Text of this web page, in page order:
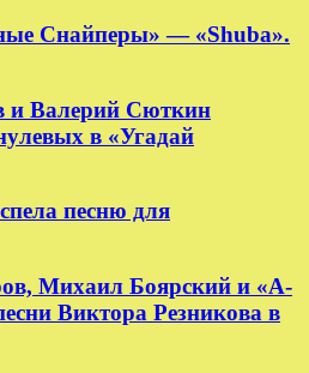
Снайперы» — «Shuba».
и Валерий Сюткин
в «Угадай
песню для
Михаил Боярский и «А-
Виктора Резникова в